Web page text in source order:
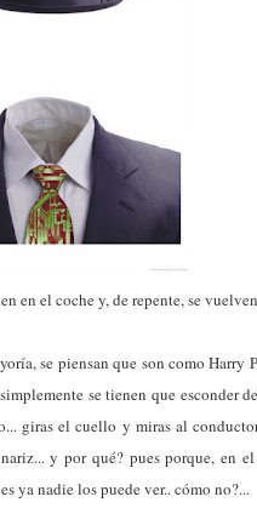
en el coche y, de repente, se
se piensan que son como Harry
se tienen que esconder
giras el cuello y miras al
y por qué? pues porque, en
ya nadie los puede ver.. cómo no?...